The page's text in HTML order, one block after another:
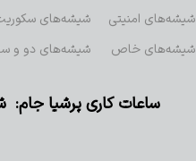
شیشه‌های امنیتی
شیشه‌های خاص
شیشه‌های
شیشه‌های دو و
ساعات کاری پرشیا جام: شنبه تا چهارشنبه: ۸:۰۰